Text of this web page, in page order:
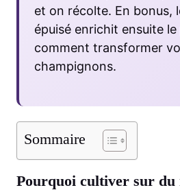
et on récolte. En bonus,
épuisé enrichit ensuite
comment transformer
champignons.
Sommaire
Pourquoi cultiver sur du